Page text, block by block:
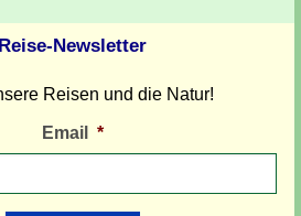
Reise-Newsletter
Reisen und die Natur!
Email *